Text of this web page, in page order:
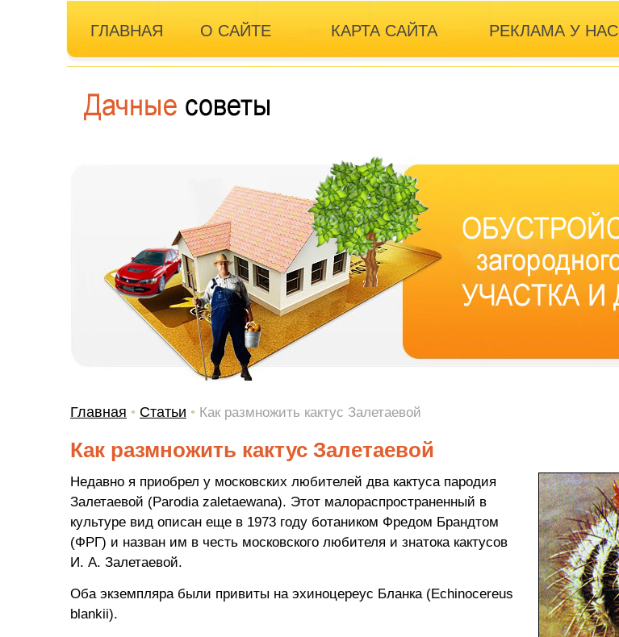
ГЛАВНАЯ О САЙТЕ КАРТА САЙТА РЕКЛАМА У НАС
Главная • Статьи • Как размножить кактус Залетаевой
Как размножить кактус Залетаевой
Недавно я приобрел у московских любителей два кактуса пародия
Залетаевой (Parodia zaletaewana). Этот малораспространенный в
культуре вид описан еще в 1973 году ботаником Фредом Брандтом
(ФРГ) и назван им в честь московского любителя и знатока кактусов
И. А. Залетаевой.
Оба экземпляра были привиты на эхиноцереус Бланка (Echinocereus
blankii).